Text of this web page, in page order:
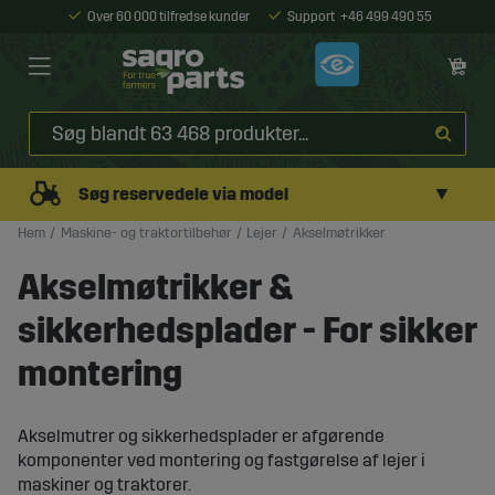
Over 60 000 tilfredse kunder Support +46 499 490 55
Søg reservedele via model ▼
Hem Maskine- og traktortilbehør Lejer Akselmøtrikker
Akselmøtrikker &
sikkerhedsplader - For sikker
montering
Akselmutrer og sikkerhedsplader er afgørende
komponenter ved montering og fastgørelse af lejer i
maskiner og traktorer.